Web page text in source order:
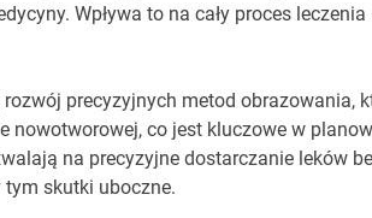
Wpływa to na cały proces
precyzyjnych metod obrazowania,
nowotworowej, co jest kluczowe w
na precyzyjne dostarczanie leków
skutki uboczne.